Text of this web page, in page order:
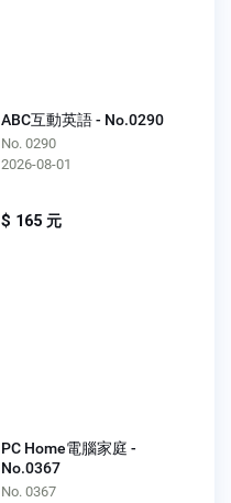
ABC互動英語 - No.0290
No. 0290
2026-08-01
$ 165 元
PC Home電腦家庭 -
No.0367
No. 0367